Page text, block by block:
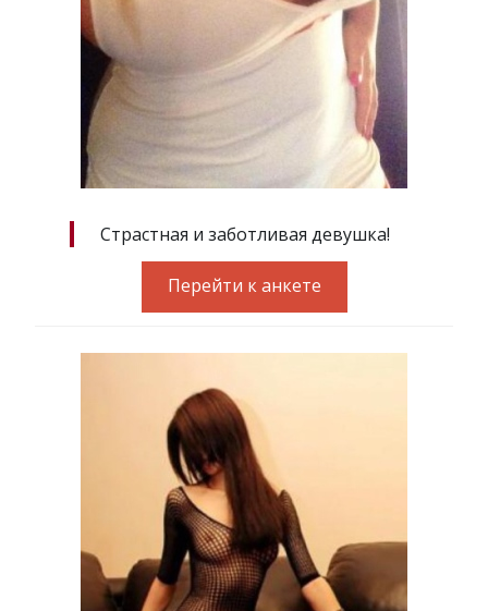
Страстная и заботливая девушка!
Перейти к анкете